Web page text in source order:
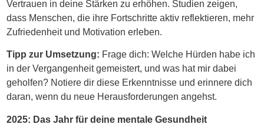
Vertrauen in deine Stärken zu erhöhen. Studien zeigen,
dass Menschen, die ihre Fortschritte aktiv reflektieren, mehr
Zufriedenheit und Motivation erleben.
Tipp zur Umsetzung: Frage dich: Welche Hürden habe ich
in der Vergangenheit gemeistert, und was hat mir dabei
geholfen? Notiere dir diese Erkenntnisse und erinnere dich
daran, wenn du neue Herausforderungen angehst.
2025: Das Jahr für deine mentale Gesundheit